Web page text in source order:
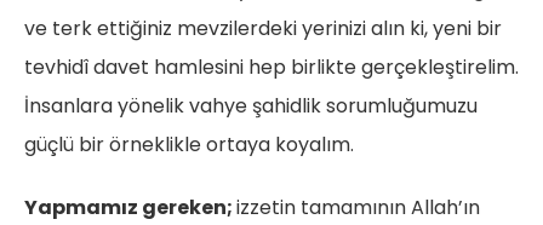
ve terk ettiğiniz mevzilerdeki yerinizi alın ki, yeni bir
tevhidî davet hamlesini hep birlikte gerçekleştirelim.
İnsanlara yönelik vahye şahidlik sorumluğumuzu
güçlü bir örneklikle ortaya koyalım.
Yapmamız gereken;izzetin tamamının Allah’ın